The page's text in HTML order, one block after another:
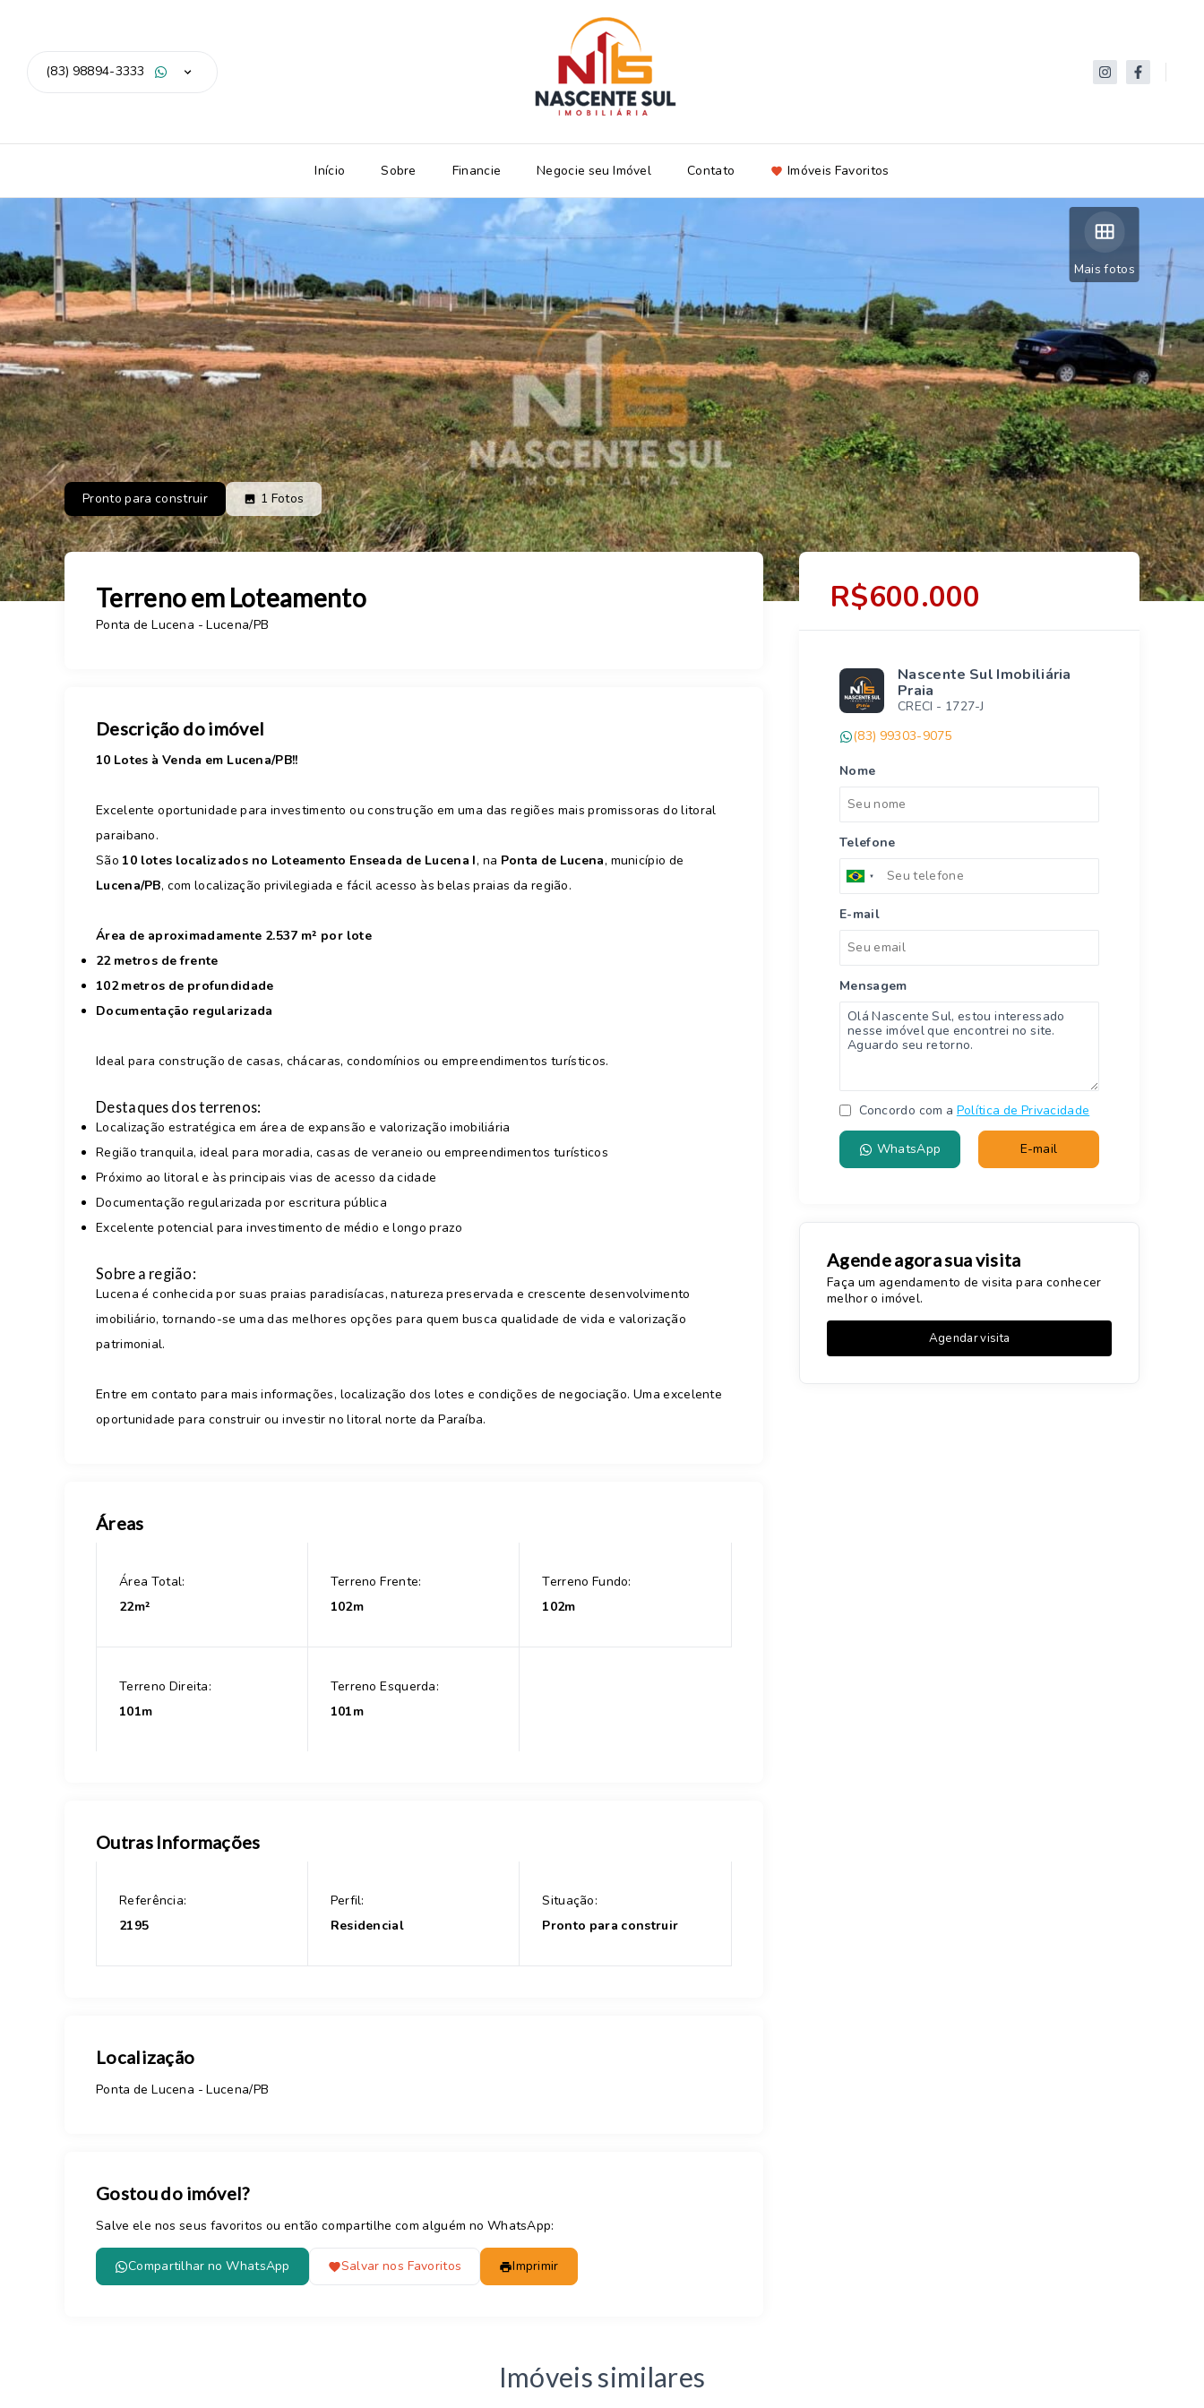
(83) 98894-3333
Início Sobre Financie Negocie seu Imóvel Contato Imóveis Favoritos
Mais fotos
Pronto para construir 1 Fotos
Terreno em Loteamento
Ponta de Lucena - Lucena/PB
Descrição do imóvel
10 Lotes à Venda em Lucena/PB!!
Excelente oportunidade para investimento ou construção em uma das regiões mais promissoras do litoral
paraibano.
São 10 lotes localizados no Loteamento Enseada de Lucena I, na Ponta de Lucena, município de
Lucena/PB, com localização privilegiada e fácil acesso às belas praias da região.
Área de aproximadamente 2.537 m² por lote
22 metros de frente
102 metros de profundidade
Documentação regularizada
Ideal para construção de casas, chácaras, condomínios ou empreendimentos turísticos.
Destaques dos terrenos:
Localização estratégica em área de expansão e valorização imobiliária
Região tranquila, ideal para moradia, casas de veraneio ou empreendimentos turísticos
Próximo ao litoral e às principais vias de acesso da cidade
Documentação regularizada por escritura pública
Excelente potencial para investimento de médio e longo prazo
Sobre a região:
Lucena é conhecida por suas praias paradisíacas, natureza preservada e crescente desenvolvimento
imobiliário, tornando-se uma das melhores opções para quem busca qualidade de vida e valorização
patrimonial.
Entre em contato para mais informações, localização dos lotes e condições de negociação. Uma excelente
oportunidade para construir ou investir no litoral norte da Paraíba.
Áreas
Área Total:
22m²
Terreno Frente:
102m
Terreno Fundo:
102m
Terreno Direita:
101m
Terreno Esquerda:
101m
Outras Informações
Referência:
2195
Perfil:
Residencial
Situação:
Pronto para construir
Localização
Ponta de Lucena - Lucena/PB
Gostou do imóvel?
Salve ele nos seus favoritos ou então compartilhe com alguém no WhatsApp:
Compartilhar no WhatsApp Salvar nos Favoritos Imprimir
R$600.000
Nascente Sul Imobiliária
Praia
CRECI - 1727-J
(83) 99303-9075
Nome
Telefone
E-mail
Mensagem
Concordo com a Política de Privacidade
WhatsApp E-mail
Agende agora sua visita
Faça um agendamento de visita para conhecer
melhor o imóvel.
Agendar visita
Imóveis similares